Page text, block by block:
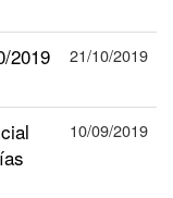
2019 21/10/2019
10/09/2019